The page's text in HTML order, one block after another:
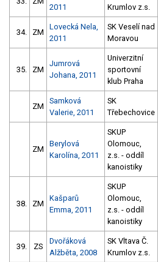
2011
Krumlov z.s.
34. ZM
Lovecká Nela,
2011
SK Veselí nad
Moravou
35. ZM
Jumrová
Johana, 2011
Univerzitní
sportovní
klub Praha
ZM
Samková
Valerie, 2011
SK
Třebechovice
ZM
Berylová
Karolína, 2011
SKUP
Olomouc,
z.s. - oddíl
kanoistiky
38. ZM
Kašparů
Emma, 2011
SKUP
Olomouc,
z.s. - oddíl
kanoistiky
39. ZS
Dvořáková
Alžběta, 2008
SK Vltava Č.
Krumlov z.s.